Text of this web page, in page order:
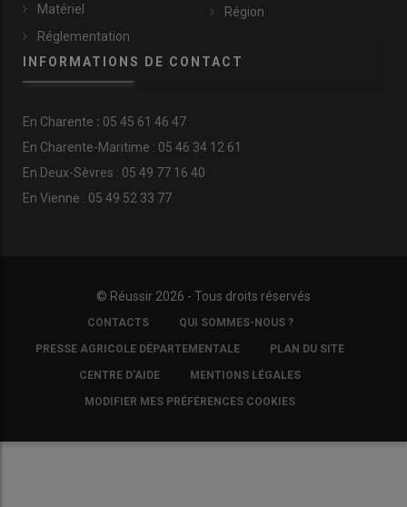
Matériel
Réglementation
Région
INFORMATIONS DE CONTACT
En Charente : 05 45 61 46 47
En Charente-Maritime : 05 46 34 12 61
En Deux-Sèvres : 05 49 77 16 40
En Vienne : 05 49 52 33 77
© Réussir 2026 - Tous droits réservés
COPYRIGHTCONTACTS QUI SOMMES-NOUS ?
PRESSE AGRICOLE DÉPARTEMENTALE PLAN DU SITE
CENTRE D'AIDE MENTIONS LÉGALES
MODIFIER MES PRÉFÉRENCES COOKIES